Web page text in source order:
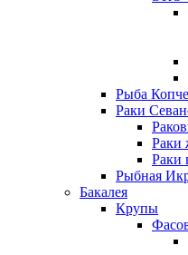
Рыба
Раки
Раки
Раки
Рыбная
Бакалея
Крупы